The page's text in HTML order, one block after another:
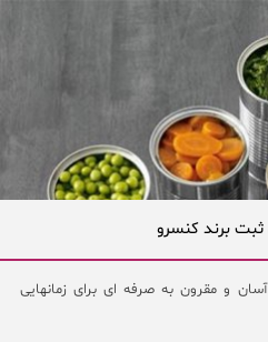
ثبت برند کنسرو
و مقرون به صرفه ای برای زمانهایی